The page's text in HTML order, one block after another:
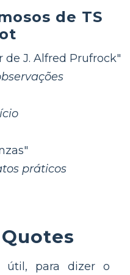
de TS
de J. Alfred Prufrock"
práticos
útil, para dizer o